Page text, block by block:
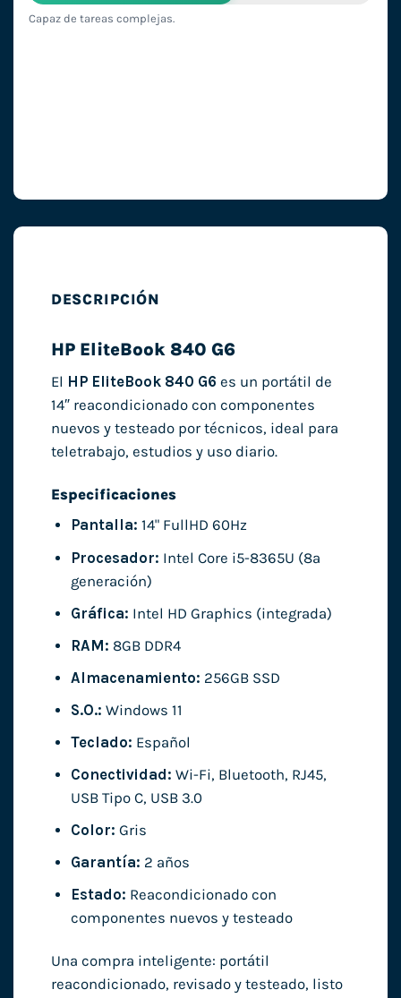
Capaz de tareas complejas.
DESCRIPCIÓN
HP EliteBook 840 G6
El HP EliteBook 840 G6 es un portátil de
14″ reacondicionado con componentes
nuevos y testeado por técnicos, ideal para
teletrabajo, estudios y uso diario.
Especificaciones
Pantalla: 14" FullHD 60Hz
Procesador: Intel Core i5-8365U (8ª
generación)
Gráfica: Intel HD Graphics (integrada)
RAM: 8GB DDR4
Almacenamiento: 256GB SSD
S.O.: Windows 11
Teclado: Español
Conectividad: Wi-Fi, Bluetooth, RJ45,
USB Tipo C, USB 3.0
Color: Gris
Garantía: 2 años
Estado: Reacondicionado con
componentes nuevos y testeado
Una compra inteligente: portátil
reacondicionado, revisado y testeado, listo